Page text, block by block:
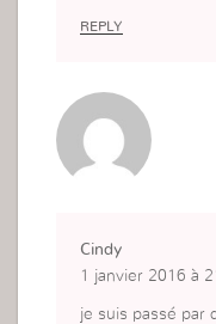
REPLY
Cindy
1 janvier 2016 à
je suis passé par